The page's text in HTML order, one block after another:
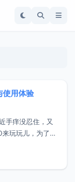
用体验
手痒没忍住，又
玩玩儿，为了方
固件，刷了
刷机方便，